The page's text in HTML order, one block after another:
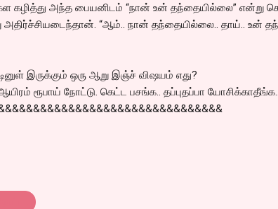
கழித்து அந்த பையனிடம் “நான் உன் தந்தையில்லை” என்று
“ஆம்.. நான் தந்தையில்லை.. தாய்.. உன்
இருக்கும் ஒரு ஆறு இஞ்ச் விஷயம் எது?
ரூபாய் நோட்டு. கெட்ட பசங்க.. தப்புதப்பா யோசிக்காதீங்க..